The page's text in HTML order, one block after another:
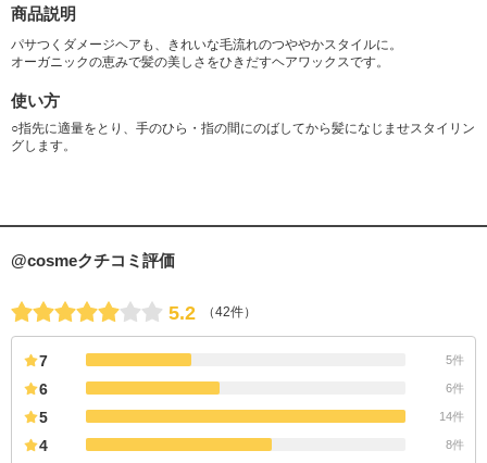
4・ポリソルベート80・メトキシケイヒ酸エチルヘキシル・ラウレス-23・
フェノキシエタノール・メチルパラベン・安息香酸Na・香料
商品説明
パサつくダメージヘアも、きれいな毛流れのつややかスタイルに。
オーガニックの恵みで髪の美しさをひきだすヘアワックスです。
使い方
○指先に適量をとり、手のひら・指の間にのばしてから髪になじませスタイリン
グします。
@cosmeクチコミ評価
5.2 （42件）
7 5件
6 6件
5 14件
4 8件